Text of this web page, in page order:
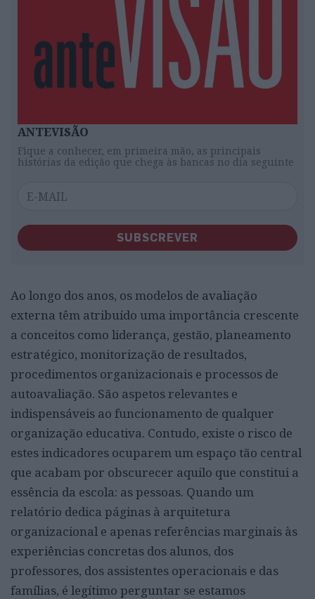
ANTEVISÃO
Fique a conhecer, em primeira mão, as principais
histórias da edição que chega às bancas no dia seguinte
SUBSCREVER
Ao longo dos anos, os modelos de avaliação
externa têm atribuído uma importância crescente
a conceitos como liderança, gestão, planeamento
estratégico, monitorização de resultados,
procedimentos organizacionais e processos de
autoavaliação. São aspetos relevantes e
indispensáveis ao funcionamento de qualquer
organização educativa. Contudo, existe o risco de
estes indicadores ocuparem um espaço tão central
que acabam por obscurecer aquilo que constitui a
essência da escola: as pessoas. Quando um
relatório dedica páginas à arquitetura
organizacional e apenas referências marginais às
experiências concretas dos alunos, dos
professores, dos assistentes operacionais e das
famílias, é legítimo perguntar se estamos